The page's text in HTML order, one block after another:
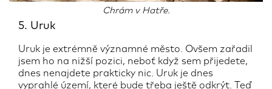
Chrám v Hatře.
5. Uruk
Uruk je extrémně významné město. Ovšem zařadil
jsem ho na nižší pozici, neboť když sem přijedete,
dnes nenajdete prakticky nic. Uruk je dnes
vyprahlé území, které bude třeba ještě odkrýt. Teď